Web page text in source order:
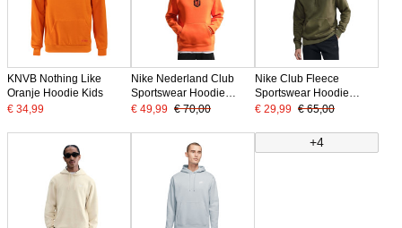
KNVB Nothing Like
Oranje Hoodie Kids
€ 34,99
Nike Nederland Club
Sportswear Hoodie
2026-2028 Feloranje
€ 49,99 € 70,00
Nike Club Fleece
Sportswear Hoodie
Olijfgroen Wit
€ 29,99 € 65,00
+4